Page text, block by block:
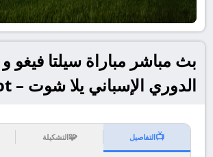
بث مباشر مباراة سيلتا فيغو
الدوري الإسباني يلا شوت – yallashoot
📺التفاصيل 🧩التشكيلة